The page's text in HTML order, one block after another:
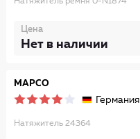
Цена
Нет в наличии
MAPCO
Германия
Натяжитель 24364